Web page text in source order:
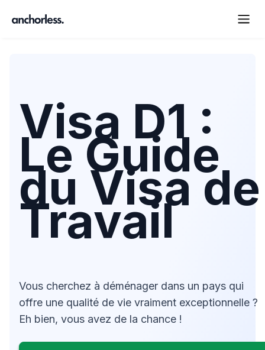
Visa D1 :
Le Guide
du Visa de
Travail
Vous cherchez à déménager dans un pays qui
offre une qualité de vie vraiment exceptionnelle ?
Eh bien, vous avez de la chance !